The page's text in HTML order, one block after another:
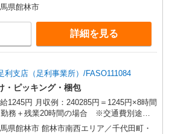
県館林市
詳細を見る
支店（足利事業所）/FASO111084
・ピッキング・梱包
1245円 月収例：240285円＝1245円×8時間
勤務＋残業20時間の場合 ※交通費別途支
通費実費支給／当社規定あり。
県館林市 館林市南西エリア／千代田町・